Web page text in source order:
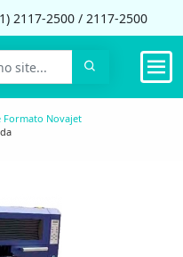
2117-2500 / 2117-2500
Formato Novajet